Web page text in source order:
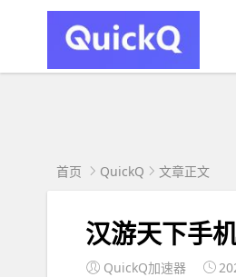
首页 QuickQ 文章正文
汉游天下手
QuickQ加速器